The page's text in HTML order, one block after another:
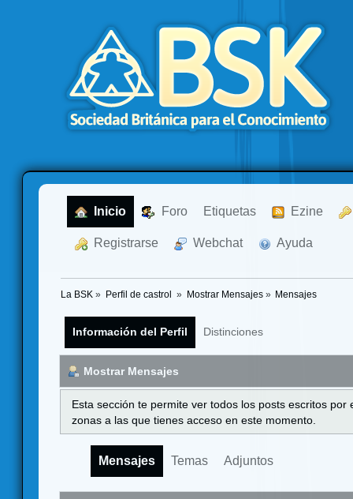
Inicio Foro Etiquetas Ezine
Registrarse Webchat Ayuda
La BSK » Perfil de castrol » Mostrar Mensajes» Mensajes
Información del Perfil Distinciones
Mostrar Mensajes
Esta sección te permite ver todos los posts escritos
zonas a las que tienes acceso en este momento.
Mensajes Temas Adjuntos